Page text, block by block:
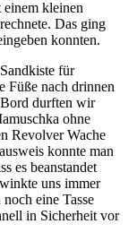
kleinen
Das ging
konnten.
für
Füße nach drinnen
durften wir
ohne
Revolver Wache
konnte man
es beanstandet
uns immer
eine Tasse
in Sicherheit vor